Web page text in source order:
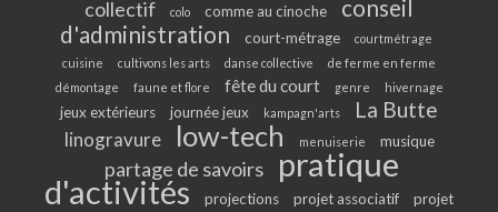
collectif
colo comme au cinoche
conseil
d'administration
court-métrage
courtmétrage
cuisine
cultivons les arts danse collective
de ferme en ferme
démontage
faune et flore fête du court genre hivernage
jeux extérieurs journée jeux kampagn'arts La Butte
linogravure low-tech menuiserie musique
partage de savoirs pratique
d'activités projections projet associatif
projet